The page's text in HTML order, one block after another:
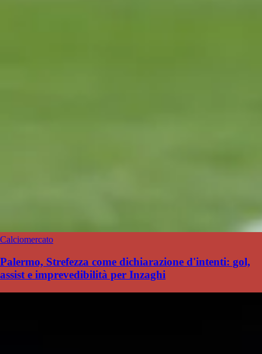
Calciomercato
Palermo, Strefezza come dichiarazione d'intenti: gol,
assist e imprevedibilità per Inzaghi